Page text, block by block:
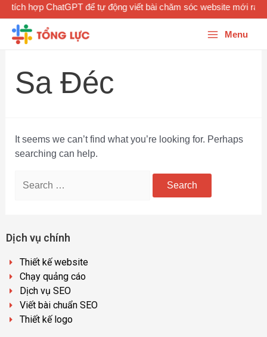
tích hợp ChatGPT để tự động viết bài chăm sóc website mới ra
Menu
Sa Đéc
It seems we can’t find what you’re looking for. Perhaps
searching can help.
Dịch vụ chính
Thiết kế website
Chạy quảng cáo
Dịch vụ SEO
Viết bài chuẩn SEO
Thiết kế logo